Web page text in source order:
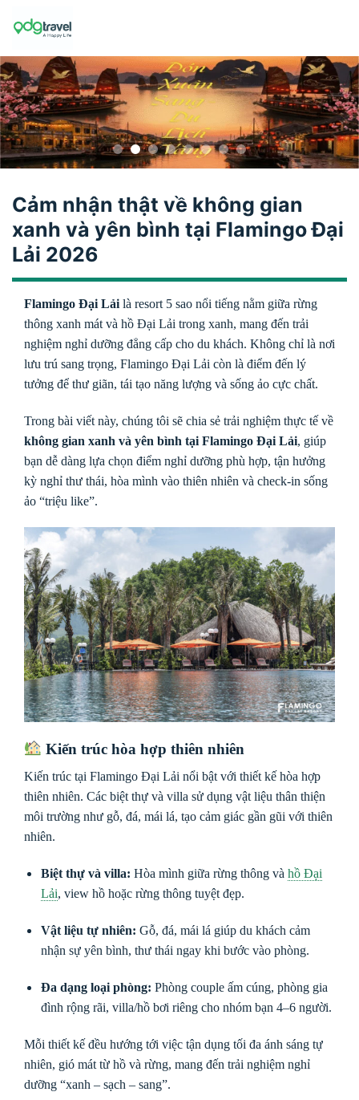
Cảm nhận thật về không gian
xanh và yên bình tại Flamingo Đại
Lải 2026
Flamingo Đại Lải là resort 5 sao nổi tiếng nằm giữa rừng
thông xanh mát và hồ Đại Lải trong xanh, mang đến trải
nghiệm nghỉ dưỡng đẳng cấp cho du khách. Không chỉ là nơi
lưu trú sang trọng, Flamingo Đại Lải còn là điểm đến lý
tưởng để thư giãn, tái tạo năng lượng và sống ảo cực chất.
Trong bài viết này, chúng tôi sẽ chia sẻ trải nghiệm thực tế về
không gian xanh và yên bình tại Flamingo Đại Lải, giúp
bạn dễ dàng lựa chọn điểm nghỉ dưỡng phù hợp, tận hưởng
kỳ nghỉ thư thái, hòa mình vào thiên nhiên và check-in sống
ảo “triệu like”.
Kiến trúc hòa hợp thiên nhiên
Kiến trúc tại Flamingo Đại Lải nổi bật với thiết kế hòa hợp
thiên nhiên. Các biệt thự và villa sử dụng vật liệu thân thiện
môi trường như gỗ, đá, mái lá, tạo cảm giác gần gũi với thiên
nhiên.
Biệt thự và villa: Hòa mình giữa rừng thông và hồ Đại
Lải, view hồ hoặc rừng thông tuyệt đẹp.
Vật liệu tự nhiên: Gỗ, đá, mái lá giúp du khách cảm
nhận sự yên bình, thư thái ngay khi bước vào phòng.
Đa dạng loại phòng: Phòng couple ấm cúng, phòng gia
đình rộng rãi, villa/hồ bơi riêng cho nhóm bạn 4–6 người.
Mỗi thiết kế đều hướng tới việc tận dụng tối đa ánh sáng tự
nhiên, gió mát từ hồ và rừng, mang đến trải nghiệm nghỉ
dưỡng “xanh – sạch – sang”.